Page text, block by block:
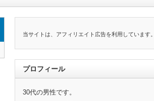
当サイトは、アフィリエイト広告を利用しています。
プロフィール
30代の男性です。